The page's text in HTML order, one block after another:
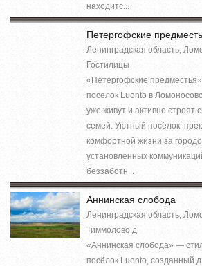
находитс...
Петергофские
Ленинградская область,
Гостилицы
«Петергофские
поселок Luonto в
уже живут и активно строят
семей. Уютный посёлок,
комфортной жизни за
установленных
беззаботн...
Аннинская слобода
Ленинградская область,
Тиммолово д
«Аннинская слобода» —
посёлок Luonto, созданный